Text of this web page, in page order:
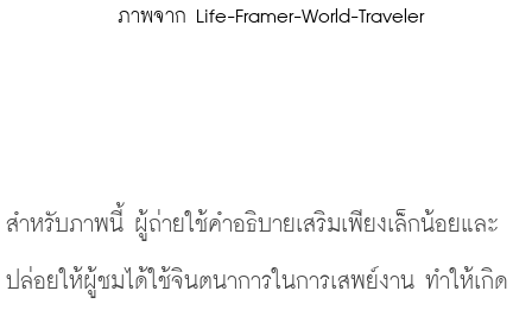
ภาพจาก Life-Framer-World-Traveler
สำหรับภาพนี้ ผู้ถ่ายใช้คำอธิบายเสริมเพียงเล็กน้อยและ
ปล่อยให้ผู้ชมได้ใช้จินตนาการในการเสพย์งาน ทำให้เกิด